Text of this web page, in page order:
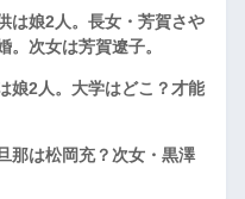
は娘2人。長女・芳賀さや
次女は芳賀遼子。
娘2人。大学はどこ？才能
那は松岡充？次女・黒澤